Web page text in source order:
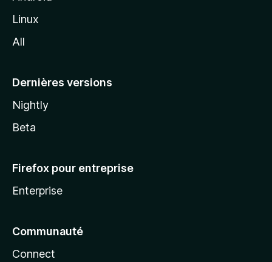
l
Linux
All
Dernières versions
Nightly
Beta
Firefox pour entreprise
Enterprise
Communauté
Connect